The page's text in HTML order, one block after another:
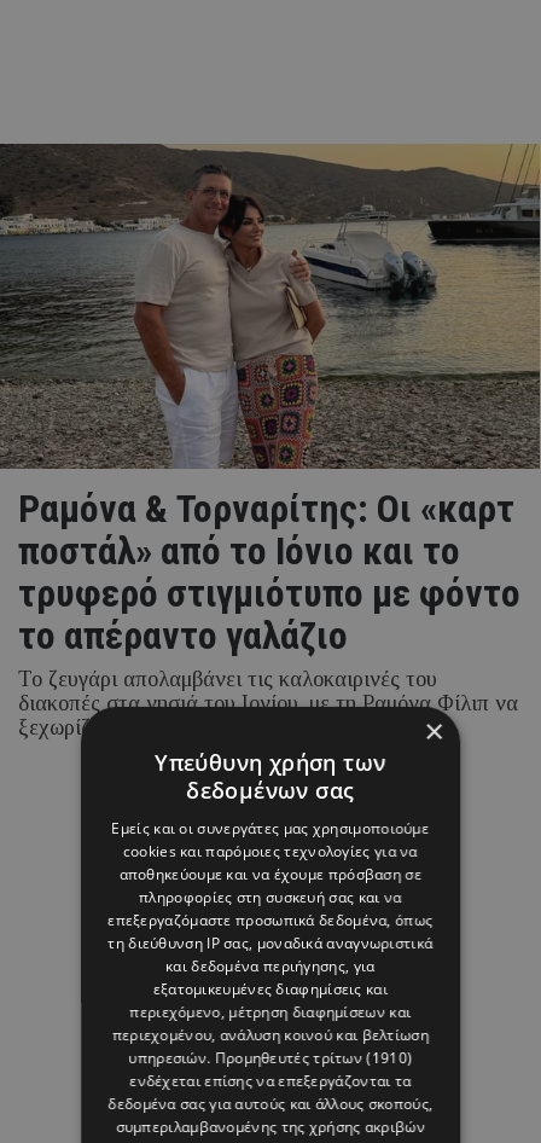
Ραμόνα & Τορναρίτης: Οι «καρτ
ποστάλ» από το Ιόνιο και το
τρυφερό στιγμιότυπο με φόντο
το απέραντο γαλάζιο
Το ζευγάρι απολαμβάνει τις καλοκαιρινές του
διακοπές στα νησιά του Ιονίου, με τη Ραμόνα Φίλιπ να
ξεχωρίζει για τα chic beach και resort looks της.
07 ΑΥΓΟΥΣΤΟΥ 26 - 15:45
Μαρία Καραμάνου
×
Υπεύθυνη χρήση των
δεδομένων σας
Εμείς και οι συνεργάτες μας χρησιμοποιούμε
cookies και παρόμοιες τεχνολογίες για να
αποθηκεύουμε και να έχουμε πρόσβαση σε
πληροφορίες στη συσκευή σας και να
επεξεργαζόμαστε προσωπικά δεδομένα, όπως
τη διεύθυνση IP σας, μοναδικά αναγνωριστικά
και δεδομένα περιήγησης, για
εξατομικευμένες διαφημίσεις και
περιεχόμενο, μέτρηση διαφημίσεων και
περιεχομένου, ανάλυση κοινού και βελτίωση
υπηρεσιών. Προμηθευτές τρίτων (1910)
ενδέχεται επίσης να επεξεργάζονται τα
δεδομένα σας για αυτούς και άλλους σκοπούς,
συμπεριλαμβανομένης της χρήσης ακριβών